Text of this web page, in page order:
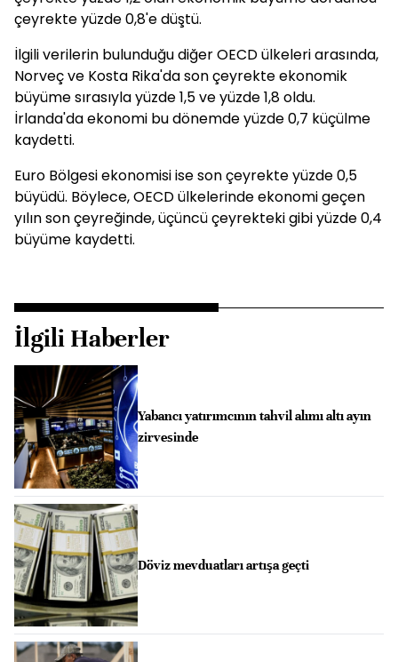
çeyrekte yüzde 0,8'e düştü.
İlgili verilerin bulunduğu diğer OECD ülkeleri arasında,
Norveç ve Kosta Rika'da son çeyrekte ekonomik
büyüme sırasıyla yüzde 1,5 ve yüzde 1,8 oldu.
İrlanda'da ekonomi bu dönemde yüzde 0,7 küçülme
kaydetti.
Euro Bölgesi ekonomisi ise son çeyrekte yüzde 0,5
büyüdü. Böylece, OECD ülkelerinde ekonomi geçen
yılın son çeyreğinde, üçüncü çeyrekteki gibi yüzde 0,4
büyüme kaydetti.
İlgili Haberler
Yabancı yatırımcının tahvil alımı altı ayın
zirvesinde
Döviz mevduatları artışa geçti